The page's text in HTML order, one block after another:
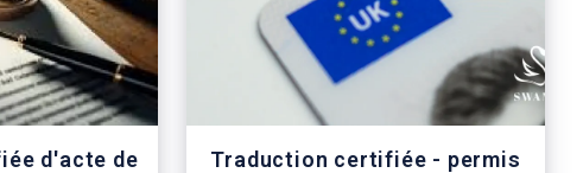
d'acte de
Traduction certifiée - permis